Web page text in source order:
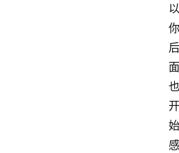
以
你
后
面
也
开
始
感